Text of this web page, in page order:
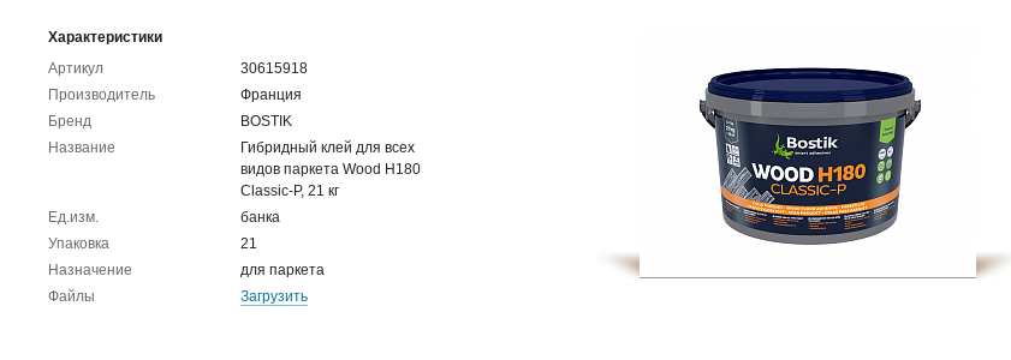
Характеристики
Артикул
30615918
Производитель
Франция
Бренд
BOSTIK
Название
Гибридный клей для всех
видов паркета Wood H180
Classic-P, 21 кг
Ед.изм.
банка
Упаковка
21
Назначение
для паркета
Файлы
Загрузить